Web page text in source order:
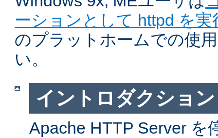
ーションとして httpd を実
のプラットホームでの使
い。
イントロダクション
Apache HTTP Server を